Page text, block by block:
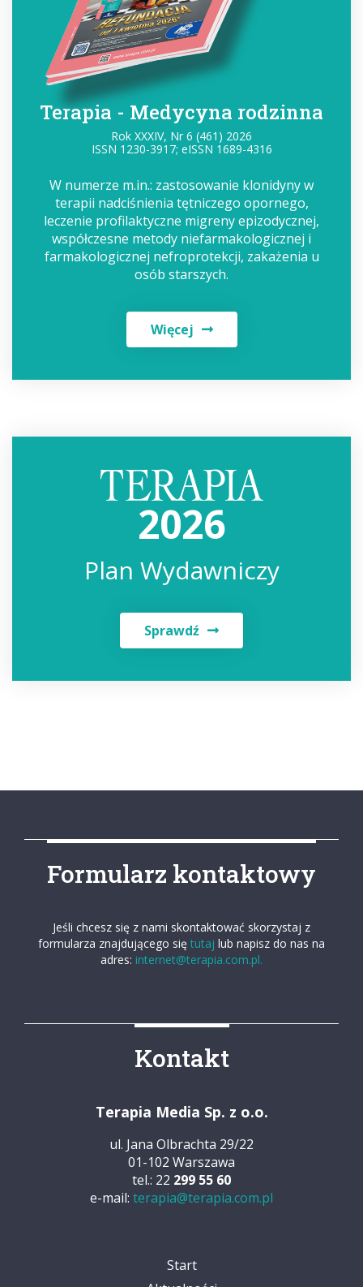
Terapia - Medycyna rodzinna
Rok XXXIV, Nr 6 (461) 2026
ISSN 1230-3917; eISSN 1689-4316
W numerze m.in.: zastosowanie klonidyny w
terapii nadciśnienia tętniczego opornego,
leczenie profilaktyczne migreny epizodycznej,
współczesne metody niefarmakologicznej i
farmakologicznej nefroprotekcji, zakażenia u
osób starszych.
Więcej
2026
Plan Wydawniczy
Sprawdź
Formularz kontaktowy
Jeśli chcesz się z nami skontaktować skorzystaj z
formularza znajdującego się tutaj lub napisz do nas na
adres: internet@terapia.com.pl.
Kontakt
Terapia Media Sp. z o.o.
ul. Jana Olbrachta 29/22
01-102 Warszawa
tel.: 22 299 55 60
e-mail: terapia@terapia.com.pl
Start